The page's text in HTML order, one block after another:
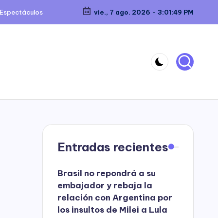
Espectáculos vie., 7 ago. 2026 - 3:01:49 PM
Entradas recientes
Brasil no repondrá a su
embajador y rebaja la
relación con Argentina por
los insultos de Milei a Lula